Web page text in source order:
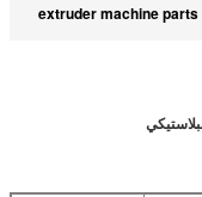
extruder machine parts